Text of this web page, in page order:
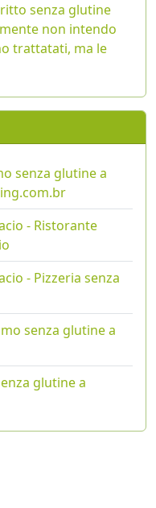
senza glutine
non intendo
trattatati, ma le
senza glutine a
- Ristorante
- Pizzeria senza
senza glutine a
glutine a